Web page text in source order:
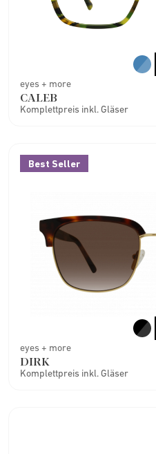
eyes + more
CALEB
Komplettpreis inkl. Gläser
Best Seller
eyes + more
DIRK
Komplettpreis inkl. Gläser